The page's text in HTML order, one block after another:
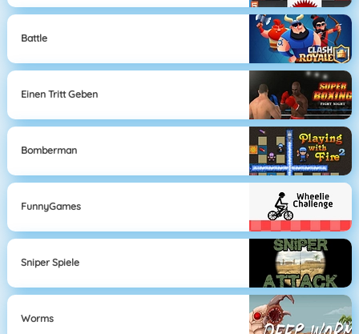
Battle
Einen Tritt Geben
Bomberman
FunnyGames
Sniper Spiele
Worms